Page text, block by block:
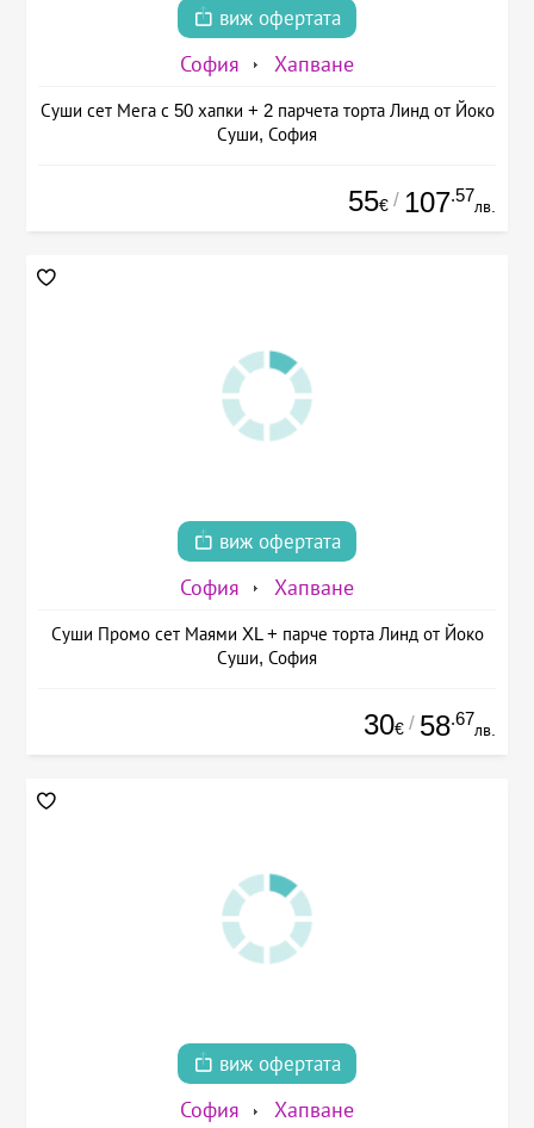
виж офертата
София Хапване
Суши сет Мега с 50 хапки + 2 парчета торта Линд от Йоко
Суши, София
55€ / 107.57
лв.
виж офертата
София Хапване
Суши Промо сет Маями XL + парче торта Линд от Йоко
Суши, София
30€ / 58.67
лв.
виж офертата
София Хапване